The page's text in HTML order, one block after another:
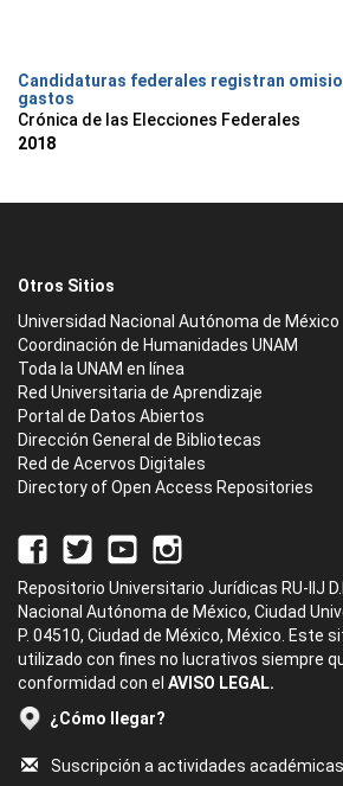
Candidaturas federales registran
gastos
Crónica de las Elecciones Federales
2018
Otros Sitios
Universidad Nacional Autónoma de México
Coordinación de Humanidades UNAM
Toda la UNAM en línea
Red Universitaria de Aprendizaje
Portal de Datos Abiertos
Dirección General de Bibliotecas
Red de Acervos Digitales
Directory of Open Access Repositories
Repositorio Universitario Jurídicas RU-IIJ
Nacional Autónoma de México, Ciudad
P. 04510, Ciudad de México, México. Este
utilizado con fines no lucrativos siempre
conformidad con el AVISO LEGAL.
¿Cómo llegar?
Suscripción a actividades académicas